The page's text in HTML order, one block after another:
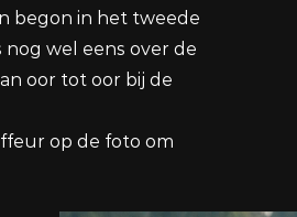
begon in het tweede
wel eens over de
oor tot oor bij de
op de foto om